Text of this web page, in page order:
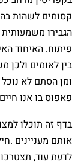
קסומים לשהות
הגבירו
פיתוח. האיחוד
בין לאומים ולכן
ומן הסתם לא
פאפוס בו אנו
בדף זה תוכלו
אותם מעניינים
לדעת עוד,